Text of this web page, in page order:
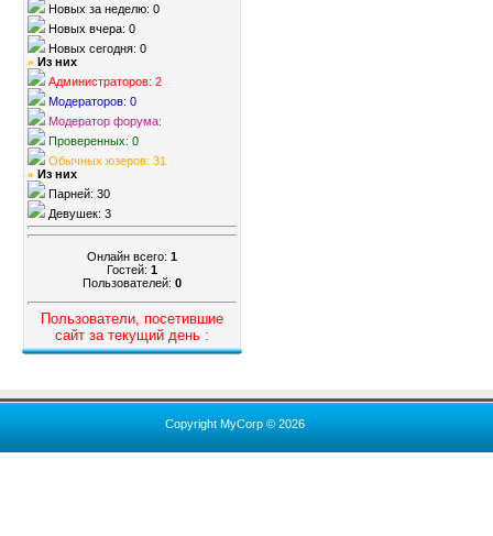
Новых за неделю: 0
Новых вчера: 0
Новых сегодня: 0
» Из них
Администраторов: 2
Модераторов: 0
Модератор форума:
Проверенных: 0
Обычных юзеров: 31
» Из них
Парней: 30
Девушек: 3
Онлайн всего: 1
Гостей: 1
Пользователей: 0
Пользователи, посетившие
сайт за текущий день :
Copyright MyCorp © 2026